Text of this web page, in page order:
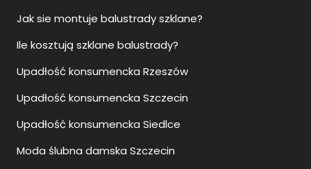
Jak sie montuje balustrady szklane?
Ile kosztują szklane balustrady?
Upadłość konsumencka Rzeszów
Upadłość konsumencka Szczecin
Upadłość konsumencka Siedlce
Moda ślubna damska Szczecin